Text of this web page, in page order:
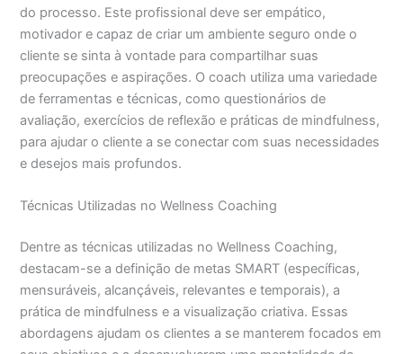
do processo. Este profissional deve ser empático,
motivador e capaz de criar um ambiente seguro onde o
cliente se sinta à vontade para compartilhar suas
preocupações e aspirações. O coach utiliza uma variedade
de ferramentas e técnicas, como questionários de
avaliação, exercícios de reflexão e práticas de mindfulness,
para ajudar o cliente a se conectar com suas necessidades
e desejos mais profundos.
Técnicas Utilizadas no Wellness Coaching
Dentre as técnicas utilizadas no Wellness Coaching,
destacam-se a definição de metas SMART (específicas,
mensuráveis, alcançáveis, relevantes e temporais), a
prática de mindfulness e a visualização criativa. Essas
abordagens ajudam os clientes a se manterem focados em